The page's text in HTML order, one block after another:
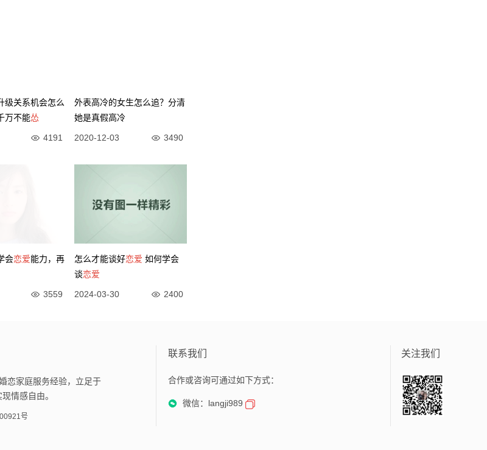
级关系机会怎么
万不能怂
4191
外表高冷的女生怎么追？分清
她是真假高冷
2020-12-03 3490
会恋爱能力，再
3559
怎么才能谈好恋爱 如何学会
谈恋爱
2024-03-30 2400
恋家庭服务经验，立足于
情感自由。
号
联系我们
合作或咨询可通过如下方式：
微信：langji989
关注我们